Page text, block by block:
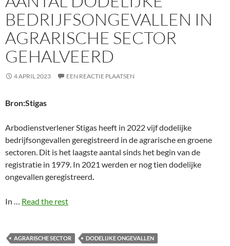
BEDRIJFSONGEVALLEN IN
AGRARISCHE SECTOR
GEHALVEERD
4 APRIL 2023 EEN REACTIE PLAATSEN
Bron:Stigas
Arbodienstverlener Stigas heeft in 2022 vijf dodelijke
bedrijfsongevallen geregistreerd in de agrarische en groene
sectoren. Dit is het laagste aantal sinds het begin van de
registratie in 1979. In 2021 werden er nog tien dodelijke
ongevallen geregistreerd.
In … Read the rest
AGRARISCHE SECTOR DODELIJKE ONGEVALLEN